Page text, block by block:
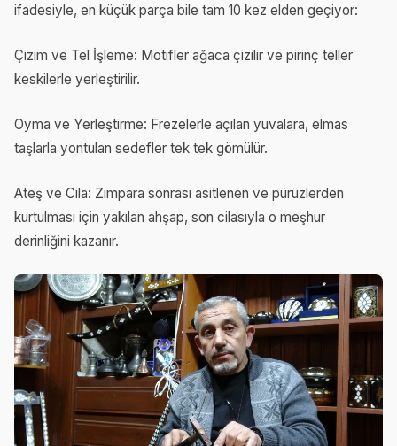
ifadesiyle, en küçük parça bile tam 10 kez elden geçiyor:
Çizim ve Tel İşleme: Motifler ağaca çizilir ve pirinç teller
keskilerle yerleştirilir.
Oyma ve Yerleştirme: Frezelerle açılan yuvalara, elmas
taşlarla yontulan sedefler tek tek gömülür.
Ateş ve Cila: Zımpara sonrası asitlenen ve pürüzlerden
kurtulması için yakılan ahşap, son cilasıyla o meşhur
derinliğini kazanır.